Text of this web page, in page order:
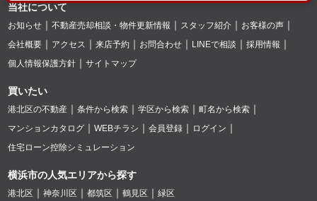
当社について
お知らせ 不動産売却相談・物件更新情報 スタッフ紹介
お客様の声
会社概要
アクセス 来店予約 お問合わせ LINEで相談
採用情報
個人情報保護方針
サイトマップ
買いたい
港北区の不動産 条件から検索 学区から検索
町名から検索
マンションカタログ
WEBチラシ 会員登録
ログイン
住宅ローン控除シミュレーション
横浜市の人気エリアから探す
港北区 神奈川区 都筑区 鶴見区 緑区